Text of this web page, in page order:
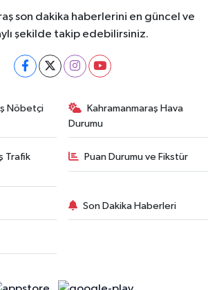
son dakika haberlerini en güncel ve
şekilde takip edebilirsiniz.
Nöbetçi
Kahramanmaraş Hava
Durumu
Trafik
Puan Durumu ve Fikstür
Son Dakika Haberleri